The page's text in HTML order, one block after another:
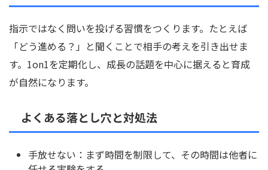
指示ではなく問いを投げる習慣をつくります。たとえば
「どう進める？」と聞くことで相手の考えを引き出せま
す。1on1を定期化し、成長の話題を中心に据えると育成
が自然になります。
よくある落とし穴と対処法
手放せない：まず時間を制限して、その時間は他者に